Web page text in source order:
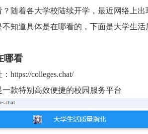
随着各大学校陆续开学，最近网络上
知道具体是在哪看的，下面是大学生
哪看
https://colleges.chat/
款特别高效便捷的校园服务平台